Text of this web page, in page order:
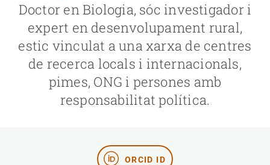
Doctor en Biologia, sóc investigador i
expert en desenvolupament rural,
estic vinculat a una xarxa de centres
de recerca locals i internacionals,
pimes, ONG i persones amb
responsabilitat política.
ORCID ID
UNEIX-TE A NOSALTRES
PARTICIPA
NOTÍCIES I AGENDA